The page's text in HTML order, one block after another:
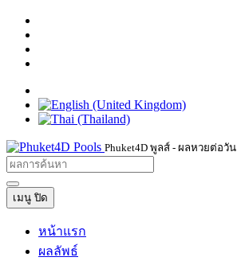
Phuket4D พูลส์ - ผลหวยต่อวัน
เมนู ปิด
หน้าแรก
ผลลัพธ์